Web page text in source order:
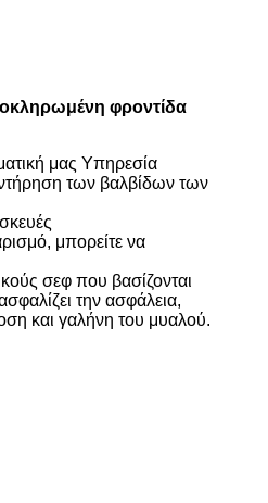
φροντίδα
μας Υπηρεσία
των βαλβίδων των
μπορείτε να
σεφ που βασίζονται
την ασφάλεια,
και γαλήνη του μυαλού.